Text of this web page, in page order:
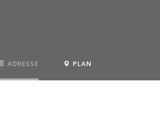
ADRESSE PLAN